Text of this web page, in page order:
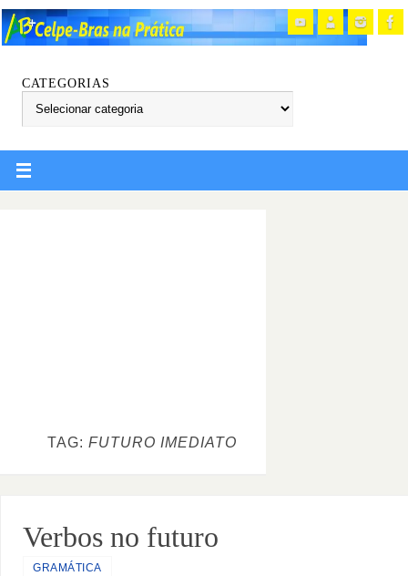
CATEGORIAS
TAG: FUTURO IMEDIATO
Verbos no futuro
GRAMÁTICA